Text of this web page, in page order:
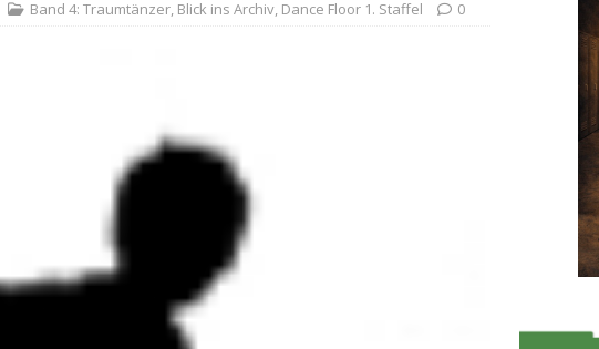
Band 4: Traumtänzer, Blick ins Archiv, Dance Floor 1. Staffel 0